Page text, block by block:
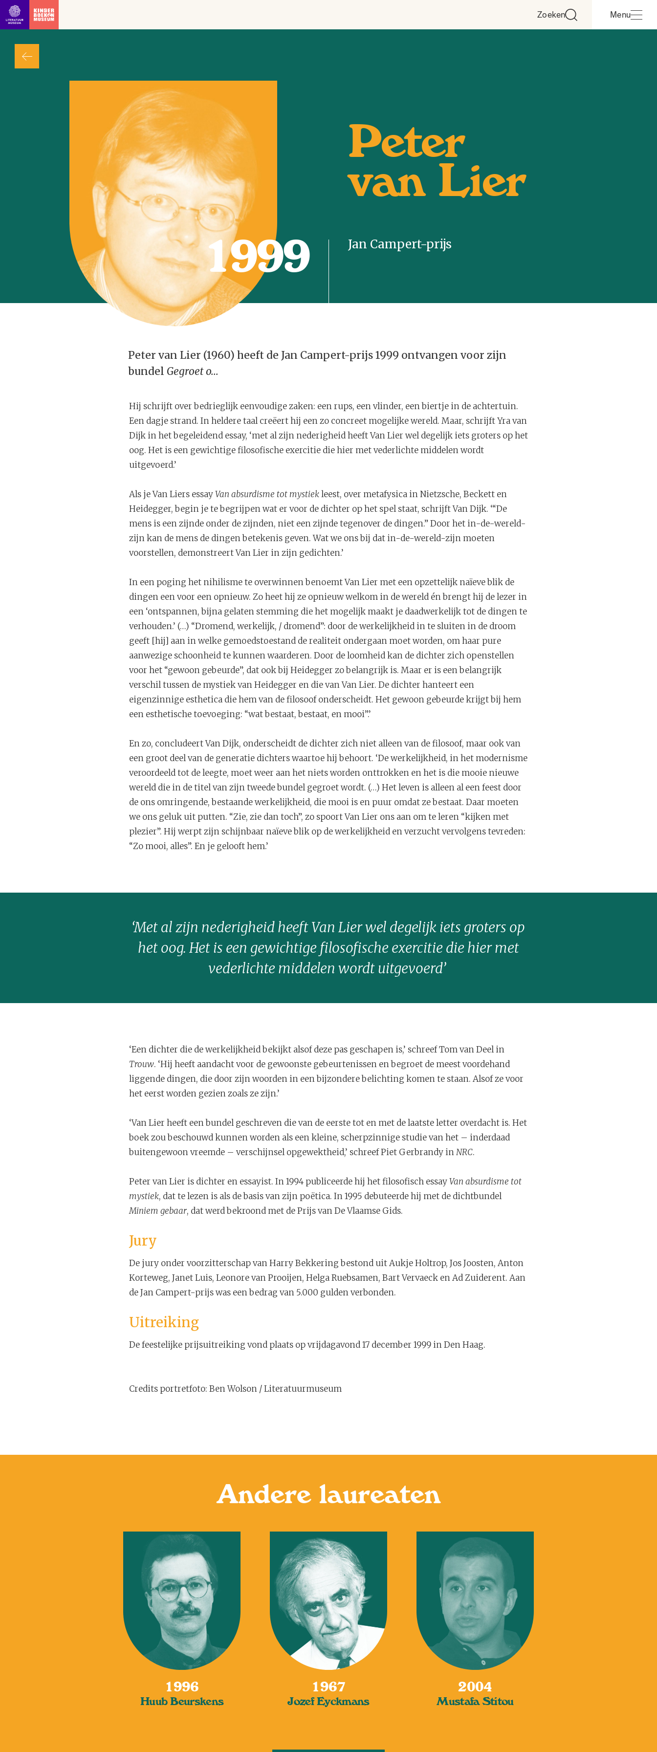
Ga direct naar inhoud Zoeken Menu
Peter
van Lier
1999
Jan Campert-prijs
Peter van Lier (1960) heeft de Jan Campert-prijs 1999 ontvangen voor zijn
bundel Gegroet o...
Hij schrijft over bedrieglijk eenvoudige zaken: een rups, een vlinder, een biertje in de achtertuin.
Een dagje strand. In heldere taal creëert hij een zo concreet mogelijke wereld. Maar, schrijft Yra van
Dijk in het begeleidend essay, ‘met al zijn nederigheid heeft Van Lier wel degelijk iets groters op het
oog. Het is een gewichtige filosofische exercitie die hier met vederlichte middelen wordt
uitgevoerd.’
Als je Van Liers essayVan absurdisme tot mystiekleest, over metafysica in Nietzsche, Beckett en
Heidegger, begin je te begrijpen wat er voor de dichter op het spel staat, schrijft Van Dijk. ‘“De
mens is een zijnde onder de zijnden, niet een zijnde tegenover de dingen.” Door het in-de-wereld-
zijn kan de mens de dingen betekenis geven. Wat we ons bij dat in-de-wereld-zijn moeten
voorstellen, demonstreert Van Lier in zijn gedichten.’
In een poging het nihilisme te overwinnen benoemt Van Lier met een opzettelijk naïeve blik de
dingen een voor een opnieuw. Zo heet hij ze opnieuw welkom in de wereld én brengt hij de lezer in
een ‘ontspannen, bijna gelaten stemming die het mogelijk maakt je daadwerkelijk tot de dingen te
verhouden.’ (…) “Dromend, werkelijk, / dromend”: door de werkelijkheid in te sluiten in de droom
geeft [hij] aan in welke gemoedstoestand de realiteit ondergaan moet worden, om haar pure
aanwezige schoonheid te kunnen waarderen. Door de loomheid kan de dichter zich openstellen
voor het “gewoon gebeurde”, dat ook bij Heidegger zo belangrijk is. Maar er is een belangrijk
verschil tussen de mystiek van Heidegger en die van Van Lier. De dichter hanteert een
eigenzinnige esthetica die hem van de filosoof onderscheidt. Het gewoon gebeurde krijgt bij hem
een esthetische toevoeging: “wat bestaat, bestaat, en mooi”.’
En zo, concludeert Van Dijk, onderscheidt de dichter zich niet alleen van de filosoof, maar ook van
een groot deel van de generatie dichters waartoe hij behoort. ‘De werkelijkheid, in het modernisme
veroordeeld tot de leegte, moet weer aan het niets worden onttrokken en het is die mooie nieuwe
wereld die in de titel van zijn tweede bundel gegroet wordt. (…) Het leven is alleen al een feest door
de ons omringende, bestaande werkelijkheid, die mooi is en puur omdat ze bestaat. Daar moeten
we ons geluk uit putten. “Zie, zie dan toch”, zo spoort Van Lier ons aan om te leren “kijken met
plezier”. Hij werpt zijn schijnbaar naïeve blik op de werkelijkheid en verzucht vervolgens tevreden:
“Zo mooi, alles”. En je gelooft hem.’
‘Met al zijn nederigheid heeft Van Lier wel degelijk iets groters op
het oog. Het is een gewichtige filosofische exercitie die hier met
vederlichte middelen wordt uitgevoerd’
‘Een dichter die de werkelijkheid bekijkt alsof deze pas geschapen is,’ schreef Tom van Deel in
Trouw. ‘Hij heeft aandacht voor de gewoonste gebeurtenissen en begroet de meest voordehand
liggende dingen, die door zijn woorden in een bijzondere belichting komen te staan. Alsof ze voor
het eerst worden gezien zoals ze zijn.’
‘Van Lier heeft een bundel geschreven die van de eerste tot en met de laatste letter overdacht is. Het
boek zou beschouwd kunnen worden als een kleine, scherpzinnige studie van het – inderdaad
buitengewoon vreemde – verschijnsel opgewektheid,’ schreef Piet Gerbrandy inNRC.
Peter van Lier is dichter en essayist. In 1994 publiceerde hij het filosofisch essayVan absurdisme tot
mystiek, dat te lezen is als de basis van zijn poëtica. In 1995 debuteerde hij met de dichtbundel
Miniem gebaar, dat werd bekroond met de Prijs van De Vlaamse Gids.
Jury
De jury onder voorzitterschap van Harry Bekkering bestond uit Aukje Holtrop, Jos Joosten, Anton
Korteweg, Janet Luis, Leonore van Prooijen, Helga Ruebsamen, Bart Vervaeck en Ad Zuiderent. Aan
de Jan Campert-prijs was een bedrag van 5.000 gulden verbonden.
Uitreiking
De feestelijke prijsuitreiking vond plaats op vrijdagavond 17 december 1999 in Den Haag.
Credits portretfoto: Ben Wolson / Literatuurmuseum
Andere laureaten
1996
Huub Beurskens
1967
Jozef Eyckmans
2004
Mustafa Stitou